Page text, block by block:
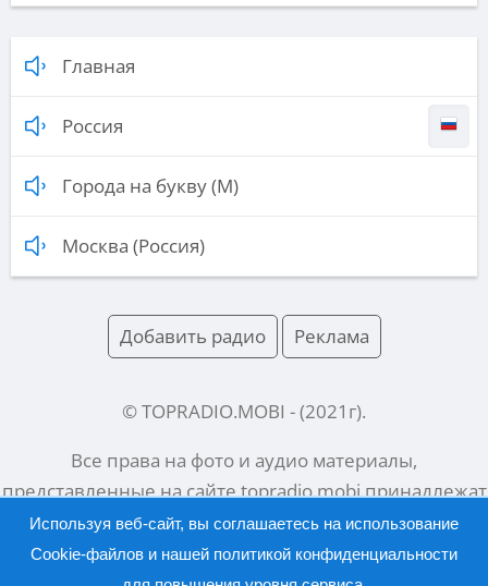
Главная
Россия
Города на букву (М)
Москва (Россия)
Добавить радио Реклама
© TOPRADIO.MOBI - (2021 г).
Все права на фото и аудио материалы,
представленные на сайтеtopradio.mobiпринадлежат
их законным владельцам.
Используя веб-сайт, вы соглашаетесь на использование
Cookie-файлов и нашей политикой конфиденциальности